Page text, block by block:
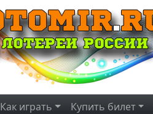
Как играть Купить билет